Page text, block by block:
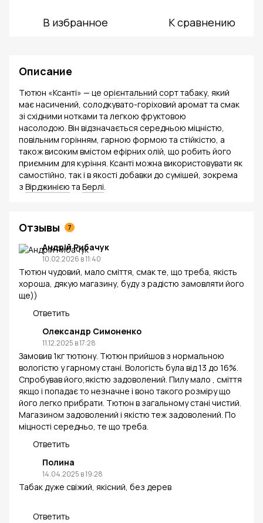
В избранное К сравнению
Описание
Тютюн «Ксанті» — це орієнтальний сорт табаку, який
має насичений, солодкувато-горіховий аромат та смак
зі східними нотками та легкою фруктовою
насолодою. Він відзначається середньою міцністю,
повільним горінням, гарною формою та стійкістю, а
також високим вмістом ефірних олій, що робить його
приємним для куріння. Ксанті можна використовувати як
самостійно, так і в якості добавки до сумішей, зокрема
з Вірджинією та Берлі.
Отзывы 7
Андрій Рибачук
10.02.2026 в 11:40
Тютюн чудовий, мало сміття, смак те, що треба, якість
хороша, дякую магазину, буду з радістю замовляти його
ще))
Ответить
Олександр Симоненко
11.12.2025 в 17:28
Замовив 1кг тютюну. Тютюн прийшов з нормальною
вологістю у гарному стані. Вологість була від 13 до 16%.
Спробував його,якістю задоволений. Пилу мало , сміття
якщо і попадає то незначне і воно такого розміру що
його легко прибрати. Тютюн в загальному стані чистий.
Магазином задоволений і якістю теж задоволений. По
міцності середньо, те що треба.
Ответить
Полина
14.04.2025 в 19:28
Табак дуже свіжий, якісний, без дерев
Ответить